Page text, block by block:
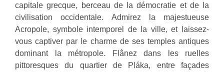
capitale grecque, berceau de la démocratie et de la
civilisation occidentale. Admirez la majestueuse
Acropole, symbole intemporel de la ville, et laissez-
vous captiver par le charme de ses temples antiques
dominant la métropole. Flânez dans les ruelles
pittoresques du quartier de Pláka, entre façades